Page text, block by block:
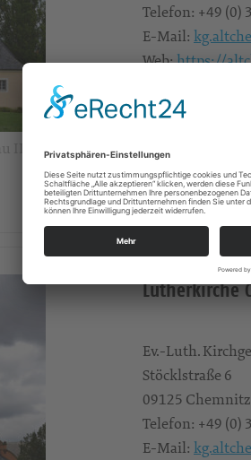
Telefon: +49 (0)
E-Mail:
Web:https://
Lutherkirche
Ev.-Luth.
Stöcklstraße 6
09125 Chemnitz
Telefon: +49 (0)
E-Mail: